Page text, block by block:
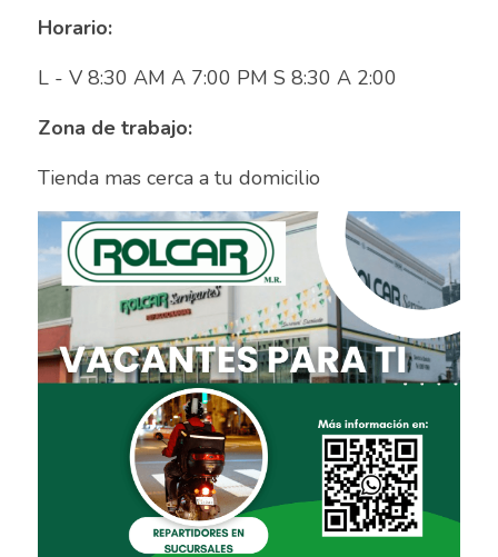
Auditor de calidad
Auxiliar administrativo
AUXILIAR ADMINISTRATIVO CONTABLE
Auxiliar Contable
Auxiliar de almacén
Auxiliar de Almacén
Auxiliar de Caja General
Horario:
Zona de trabajo: